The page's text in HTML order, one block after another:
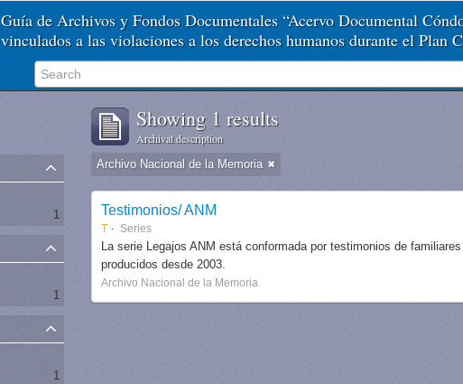
Guía de Archivos y Fondos Documentales “Acervo Documental
vinculados a las violaciones a los derechos humanos durante el Plan
1
1
1
Showing 1 results
Archival description
Archivo Nacional de la Memoria
Testimonios/ ANM
T Series
La serie Legajos ANM está conformada por testimonios de
producidos desde 2003.
Archivo Nacional de la Memoria